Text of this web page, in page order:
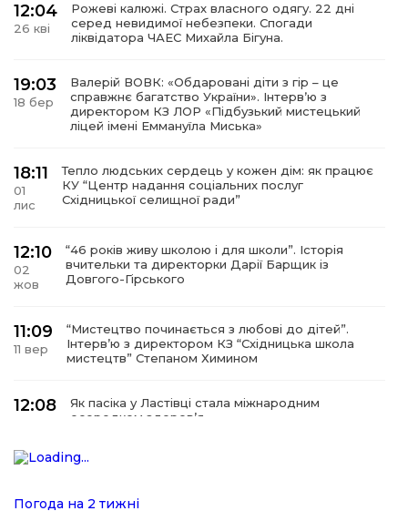
12:04
26 кві
Рожеві калюжі. Страх власного одягу. 22 дні
серед невидимої небезпеки. Спогади
ліквідатора ЧАЕС Михайла Бігуна.
19:03
18 бер
Валерій ВОВК: «Обдаровані діти з гір – це
справжнє багатство України». Інтервʼю з
директором КЗ ЛОР «Підбузький мистецький
ліцей імені Еммануїла Миська»
18:11
01
лис
Тепло людських сердець у кожен дім: як працює
КУ “Центр надання соціальних послуг
Східницької селищної ради”
12:10
02
жов
“46 років живу школою і для школи”. Історія
вчительки та директорки Дарії Барщик із
Довгого-Гірського
11:09
11 вер
“Мистецтво починається з любові до дітей”.
Інтерв’ю з директором КЗ “Східницька школа
мистецтв” Степаном Химином
12:08
Як пасіка у Ластівці стала міжнародним
осередком здоров’я
15 лип
“Респект — Гаївка”
Погода на 2 тижні